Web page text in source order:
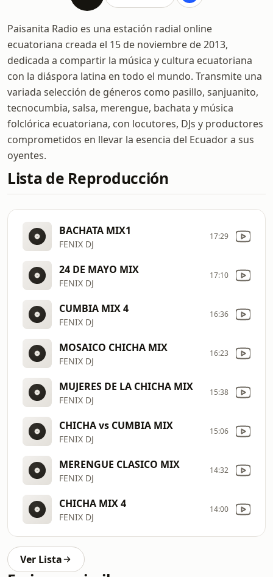
Paisanita Radio es una estación radial online
ecuatoriana creada el 15 de noviembre de 2013,
dedicada a compartir la música y cultura ecuatoriana
con la diáspora latina en todo el mundo. Transmite una
variada selección de géneros como pasillo, sanjuanito,
tecnocumbia, salsa, merengue, bachata y música
folclórica ecuatoriana, con locutores, DJs y productores
comprometidos en llevar la esencia del Ecuador a sus
oyentes.
Lista de Reproducción
BACHATA MIX1
FENIX DJ
17:29
24 DE MAYO MIX
FENIX DJ
17:10
CUMBIA MIX 4
FENIX DJ
16:36
MOSAICO CHICHA MIX
FENIX DJ
16:23
MUJERES DE LA CHICHA MIX
FENIX DJ
15:38
CHICHA vs CUMBIA MIX
FENIX DJ
15:06
MERENGUE CLASICO MIX
FENIX DJ
14:32
CHICHA MIX 4
FENIX DJ
14:00
Ver Lista